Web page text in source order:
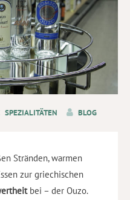
SPEZIALITÄTEN BLOG
Stränden, warmen
zur griechischen
bei – der Ouzo.